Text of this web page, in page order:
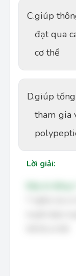
C.giúp
đạt qua
cơ thể
D.giúp
tham gia
Lời giải: